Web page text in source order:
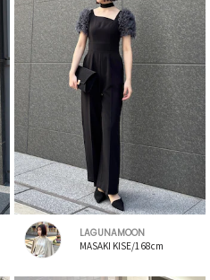
LAGUNAMOON
MASAKI KISE/168cm